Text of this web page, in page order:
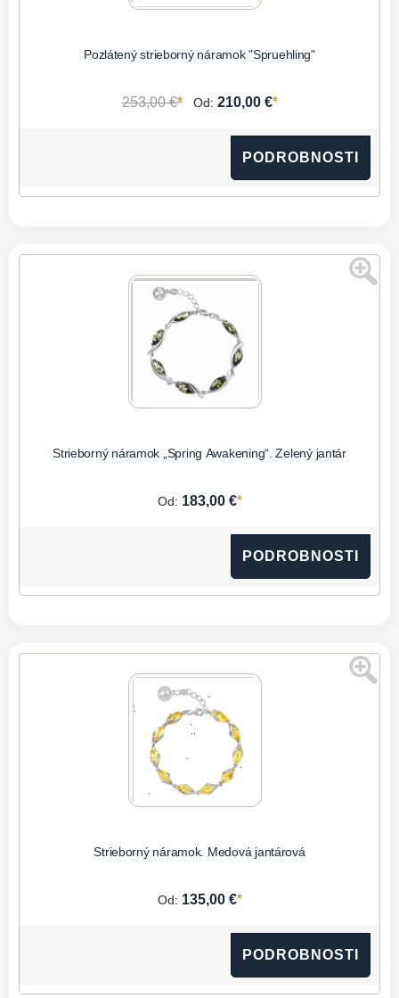
Pozlátený strieborný náramok "Spruehling"
253,00 €* Od: 210,00 €*
PODROBNOSTI
Strieborný náramok „Spring Awakening“. Zelený jantár
Od: 183,00 €*
PODROBNOSTI
Strieborný náramok. Medová jantárová
Od: 135,00 €*
PODROBNOSTI